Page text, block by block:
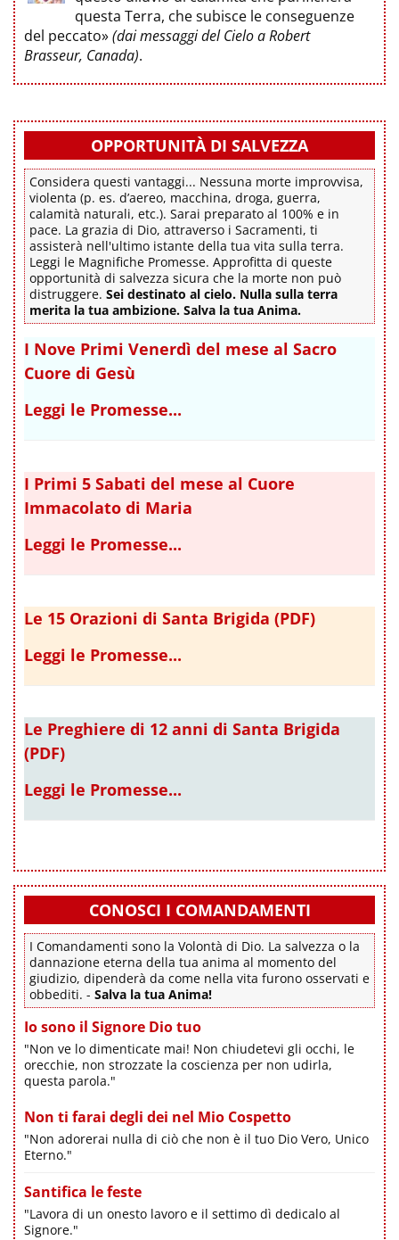
questa Terra, che subisce le conseguenze
del peccato»(dai messaggi del Cielo a Robert
Brasseur, Canada).
OPPORTUNITÀ DI SALVEZZA
Considera questi vantaggi... Nessuna morte improvvisa,
violenta (p. es. d’aereo, macchina, droga, guerra,
calamità naturali, etc.). Sarai preparato al 100% e in
pace. La grazia di Dio, attraverso i Sacramenti, ti
assisterà nell'ultimo istante della tua vita sulla terra.
Leggi le Magnifiche Promesse. Approfitta di queste
opportunità di salvezza sicura che la morte non può
distruggere. Sei destinato al cielo. Nulla sulla terra
merita la tua ambizione. Salva la tua Anima.
I Nove Primi Venerdì del mese al Sacro
Cuore di Gesù
Leggi le Promesse...
I Primi 5 Sabati del mese al Cuore
Immacolato di Maria
Leggi le Promesse...
Le 15 Orazioni di Santa Brigida (PDF)
Leggi le Promesse...
Le Preghiere di 12 anni di Santa Brigida
(PDF)
Leggi le Promesse...
CONOSCI I COMANDAMENTI
I Comandamenti sono la Volontà di Dio. La salvezza o la
dannazione eterna della tua anima al momento del
giudizio, dipenderà da come nella vita furono osservati e
obbediti. - Salva la tua Anima!
Io sono il Signore Dio tuo
"Non ve lo dimenticate mai! Non chiudetevi gli occhi, le
orecchie, non strozzate la coscienza per non udirla,
questa parola."
Non ti farai degli dei nel Mio Cospetto
"Non adorerai nulla di ciò che non è il tuo Dio Vero, Unico
Eterno."
Santifica le feste
"Lavora di un onesto lavoro e il settimo dì dedicalo al
Signore."